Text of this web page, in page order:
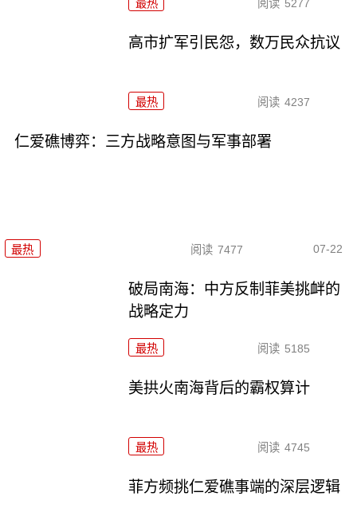
最热 阅读 5277
高市扩军引民怨，数万民众抗议
最热 阅读 4237
仁爱礁博弈：三方战略意图与军事部署
最热 阅读 7477 07-22
破局南海：中方反制菲美挑衅的
战略定力
最热 阅读 5185
美拱火南海背后的霸权算计
最热 阅读 4745
菲方频挑仁爱礁事端的深层逻辑